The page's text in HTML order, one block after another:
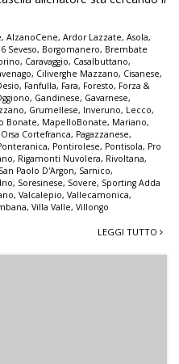
, AlzanoCene, Ardor Lazzate, Asola,
Seveso, Borgomanero, Brembate
, Caravaggio, Casalbuttano,
, Ciliverghe Mazzano, Cisanese,
, Fanfulla, Fara, Foresto, Forza &
, Gandinese, Gavarnese,
, Grumellese, Inveruno, Lecco,
Bonate, MapelloBonate, Mariano,
Orsa Cortefranca, Pagazzanese,
, Pontirolese, Pontisola, Pro
, Rigamonti Nuvolera, Rivoltana,
San Paolo D'Argon, Sarnico,
, Soresinese, Sovere, Sporting Adda
, Valcalepio, Vallecamonica,
, Villa Valle, Villongo
LEGGI TUTTO